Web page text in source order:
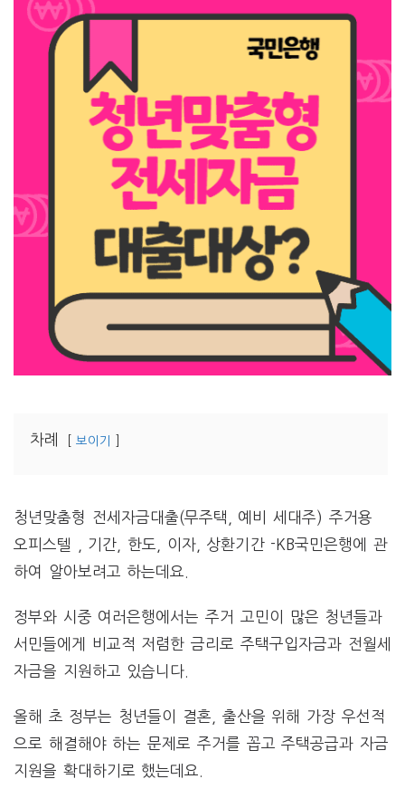
차례 보이기
청년맞춤형 전세자금대출(무주택, 예비 세대주) 주거용
오피스텔 , 기간, 한도, 이자, 상환기간 -KB국민은행에 관
하여 알아보려고 하는데요.
정부와 시중 여러은행에서는 주거 고민이 많은 청년들과
서민들에게 비교적 저렴한 금리로 주택구입자금과 전월세
자금을 지원하고 있습니다.
올해 초 정부는 청년들이 결혼, 출산을 위해 가장 우선적
으로 해결해야 하는 문제로 주거를 꼽고 주택공급과 자금
지원을 확대하기로 했는데요.